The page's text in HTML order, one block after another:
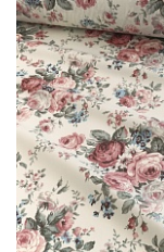
Цветопередача
цвета ткани в
зависимости от
Секретная
Мы